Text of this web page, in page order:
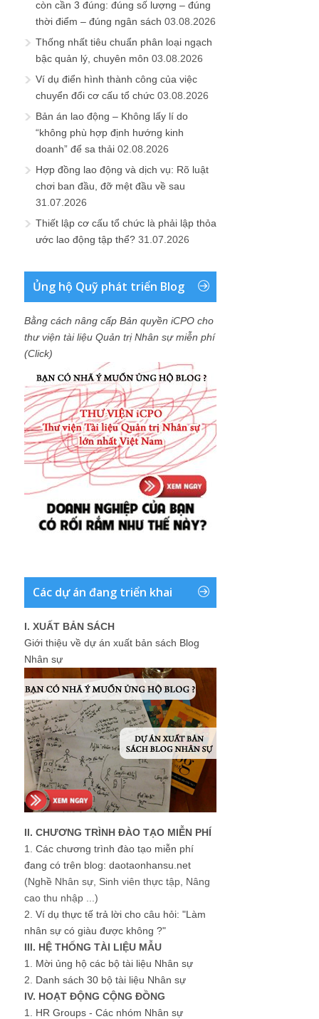
còn cần 3 đúng: đúng số lượng – đúng
thời điểm – đúng ngân sách 03.08.2026
Thống nhất tiêu chuẩn phân loại ngạch
bậc quản lý, chuyên môn 03.08.2026
Ví dụ điển hình thành công của việc
chuyển đổi cơ cấu tổ chức 03.08.2026
Bản án lao động – Không lấy lí do
“không phù hợp định hướng kinh
doanh” để sa thải 02.08.2026
Hợp đồng lao động và dịch vụ: Rõ luật
chơi ban đầu, đỡ mệt đầu về sau
31.07.2026
Thiết lập cơ cấu tổ chức là phải lập thỏa
ước lao động tập thể? 31.07.2026
Ủng hộ Quỹ phát triển Blog
Bằng cách nâng cấp Bản quyền iCPO cho
thư viện tài liệu Quản trị Nhân sự miễn phí
(Click)
Các dự án đang triển khai
I. XUẤT BẢN SÁCH
Giới thiệu về dự án xuất bản sách Blog
Nhân sự
II. CHƯƠNG TRÌNH ĐÀO TẠO MIỄN PHÍ
1. Các chương trình đào tạo miễn phí
đang có trên blog: daotaonhansu.net
(Nghề Nhân sự, Sinh viên thực tập, Nâng
cao thu nhập ...)
2. Ví dụ thực tế trả lời cho câu hỏi: "Làm
nhân sự có giàu được không ?"
III. HỆ THỐNG TÀI LIỆU MẪU
1. Mời ủng hộ các bộ tài liệu Nhân sự
2. Danh sách 30 bộ tài liệu Nhân sự
IV. HOẠT ĐỘNG CỘNG ĐỒNG
1. HR Groups - Các nhóm Nhân sự